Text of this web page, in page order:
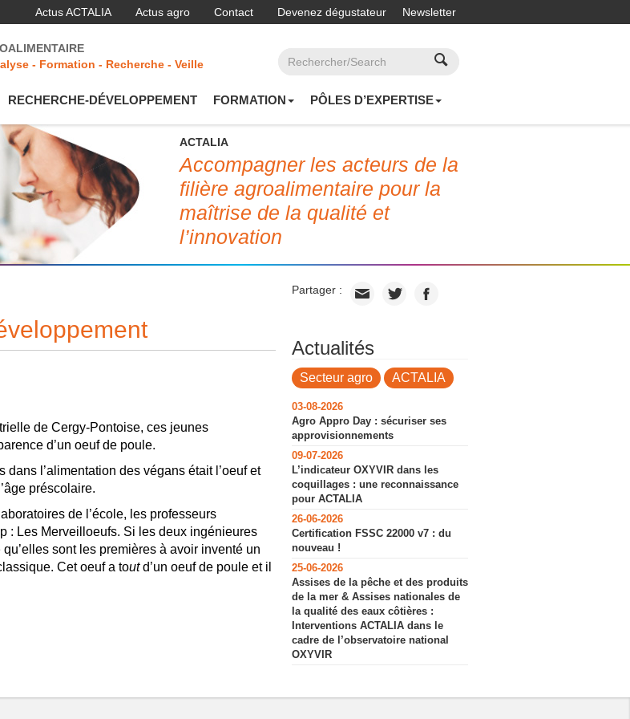
Newsletter
Actus ACTALIA Actus agro Contact Devenez dégustateur
- Formation - Recherche - Veille
RECHERCHE-DÉVELOPPEMENT FORMATION PÔLES D’EXPERTISE
ACTALIA
Accompagner les acteurs de la
filière agroalimentaire pour la
maîtrise de la qualité et
l’innovation
Partager :
de Cergy-Pontoise, ces jeunes
d’un oeuf de poule.
l’alimentation des végans était l’oeuf et
préscolaire.
de l’école, les professeurs
: Les Merveilloeufs. Si les deux ingénieures
sont les premières à avoir inventé un
Cet oeuf a toutd’un oeuf de poule et il
Actualités
Secteur agro ACTALIA
03-08-2026
Agro Appro Day : sécuriser ses
approvisionnements
09-07-2026
L’indicateur OXYVIR dans les
coquillages : une reconnaissance
pour ACTALIA
26-06-2026
Certification FSSC 22000 v7 : du
nouveau !
25-06-2026
Assises de la pêche et des produits
de la mer & Assises nationales de
la qualité des eaux côtières :
Interventions ACTALIA dans le
cadre de l’observatoire national
OXYVIR